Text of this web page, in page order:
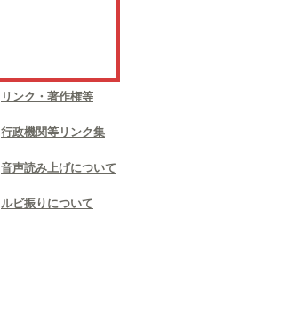
リンク・著作権等
行政機関等リンク集
音声読み上げについて
ルビ振りについて